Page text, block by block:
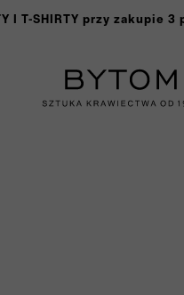
I T-SHIRTY przy zakupie